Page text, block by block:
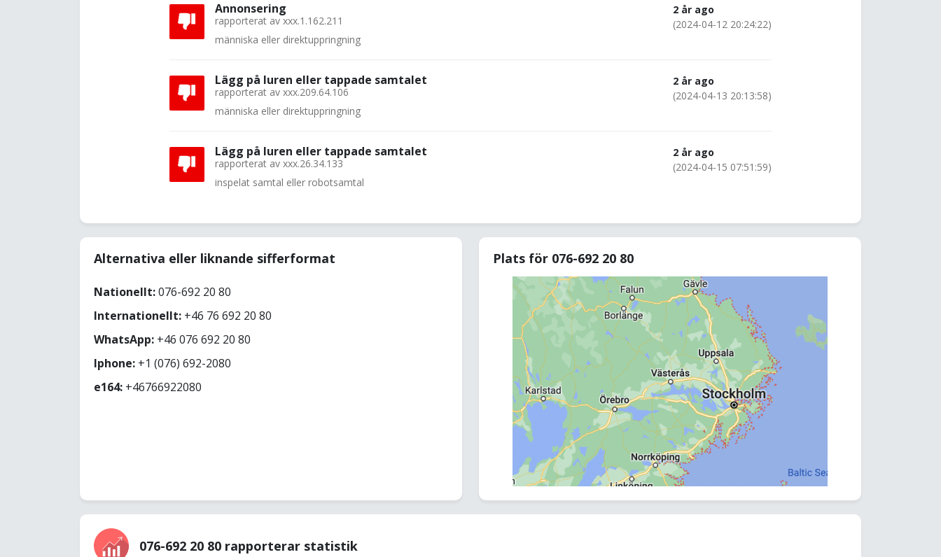
Annonsering
rapporterat av xxx.1.162.211
människa eller direktuppringning
2 år ago
(2024-04-12 20:24:22)
Lägg på luren eller tappade samtalet
rapporterat av xxx.209.64.106
människa eller direktuppringning
2 år ago
(2024-04-13 20:13:58)
Lägg på luren eller tappade samtalet
rapporterat av xxx.26.34.133
inspelat samtal eller robotsamtal
2 år ago
(2024-04-15 07:51:59)
Alternativa eller liknande sifferformat
Nationellt:076-692 20 80
Internationellt: +46 76 692 20 80
WhatsApp: +46 076 692 20 80
Iphone: +1 (076) 692-2080
e164: +46766922080
Plats för 076-692 20 80
076-692 20 80 rapporterar statistik